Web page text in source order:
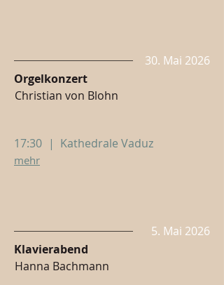
30. Mai 2026
Orgelkonzert
Christian von Blohn
17:30 | Kathedrale Vaduz
mehr
5. Mai 2026
Klavierabend
Hanna Bachmann